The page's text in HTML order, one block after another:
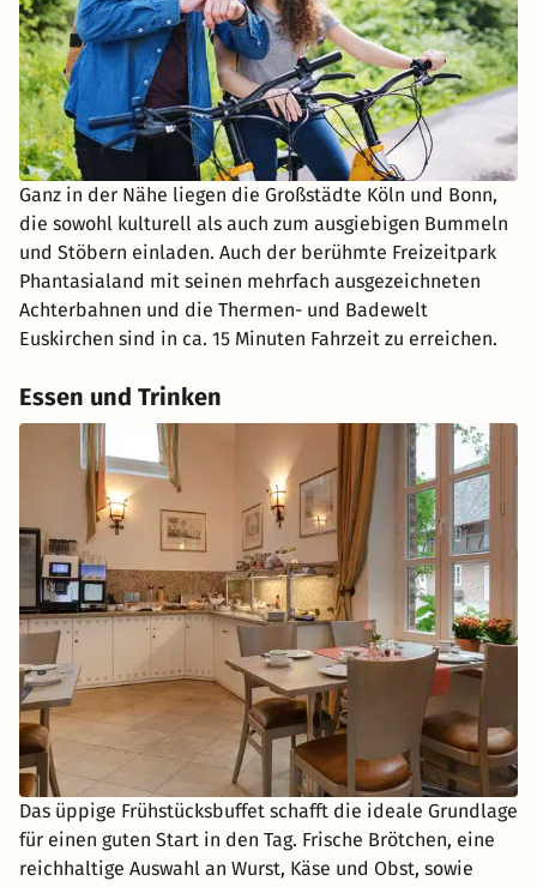
Ganz in der Nähe liegen die Großstädte Köln und Bonn,
die sowohl kulturell als auch zum ausgiebigen Bummeln
und Stöbern einladen. Auch der berühmte Freizeitpark
Phantasialand mit seinen mehrfach ausgezeichneten
Achterbahnen und die Thermen- und Badewelt
Euskirchen sind in ca. 15 Minuten Fahrzeit zu erreichen.
Essen und Trinken
Das üppige Frühstücksbuffet schafft die ideale Grundlage
für einen guten Start in den Tag. Frische Brötchen, eine
reichhaltige Auswahl an Wurst, Käse und Obst, sowie